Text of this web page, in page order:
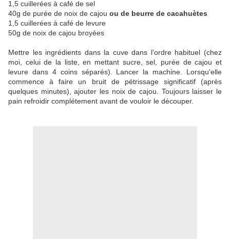
1,5 cuillerées à café de sel
40g de purée de noix de cajou ou de beurre de cacahuètes
1,5 cuillerées à café de levure
50g de noix de cajou broyées
Mettre les ingrédients dans la cuve dans l'ordre habituel (chez
moi, celui de la liste, en mettant sucre, sel, purée de cajou et
levure dans 4 coins séparés). Lancer la machine. Lorsqu'elle
commence à faire un bruit de pétrissage significatif (après
quelques minutes), ajouter les noix de cajou. Toujours laisser le
pain refroidir complétement avant de vouloir le découper.